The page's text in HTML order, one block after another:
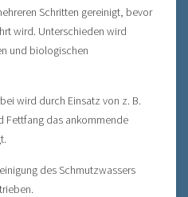
Schritten gereinigt, bevor
wird. Unterschieden wird
und biologischen
wird durch Einsatz von z. B.
Fettfang das ankommende
des Schmutzwassers